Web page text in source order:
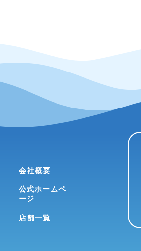
会社概要
公式ホームペ
ージ
店舗一覧